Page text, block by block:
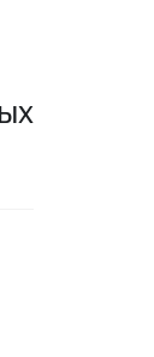
Финансы